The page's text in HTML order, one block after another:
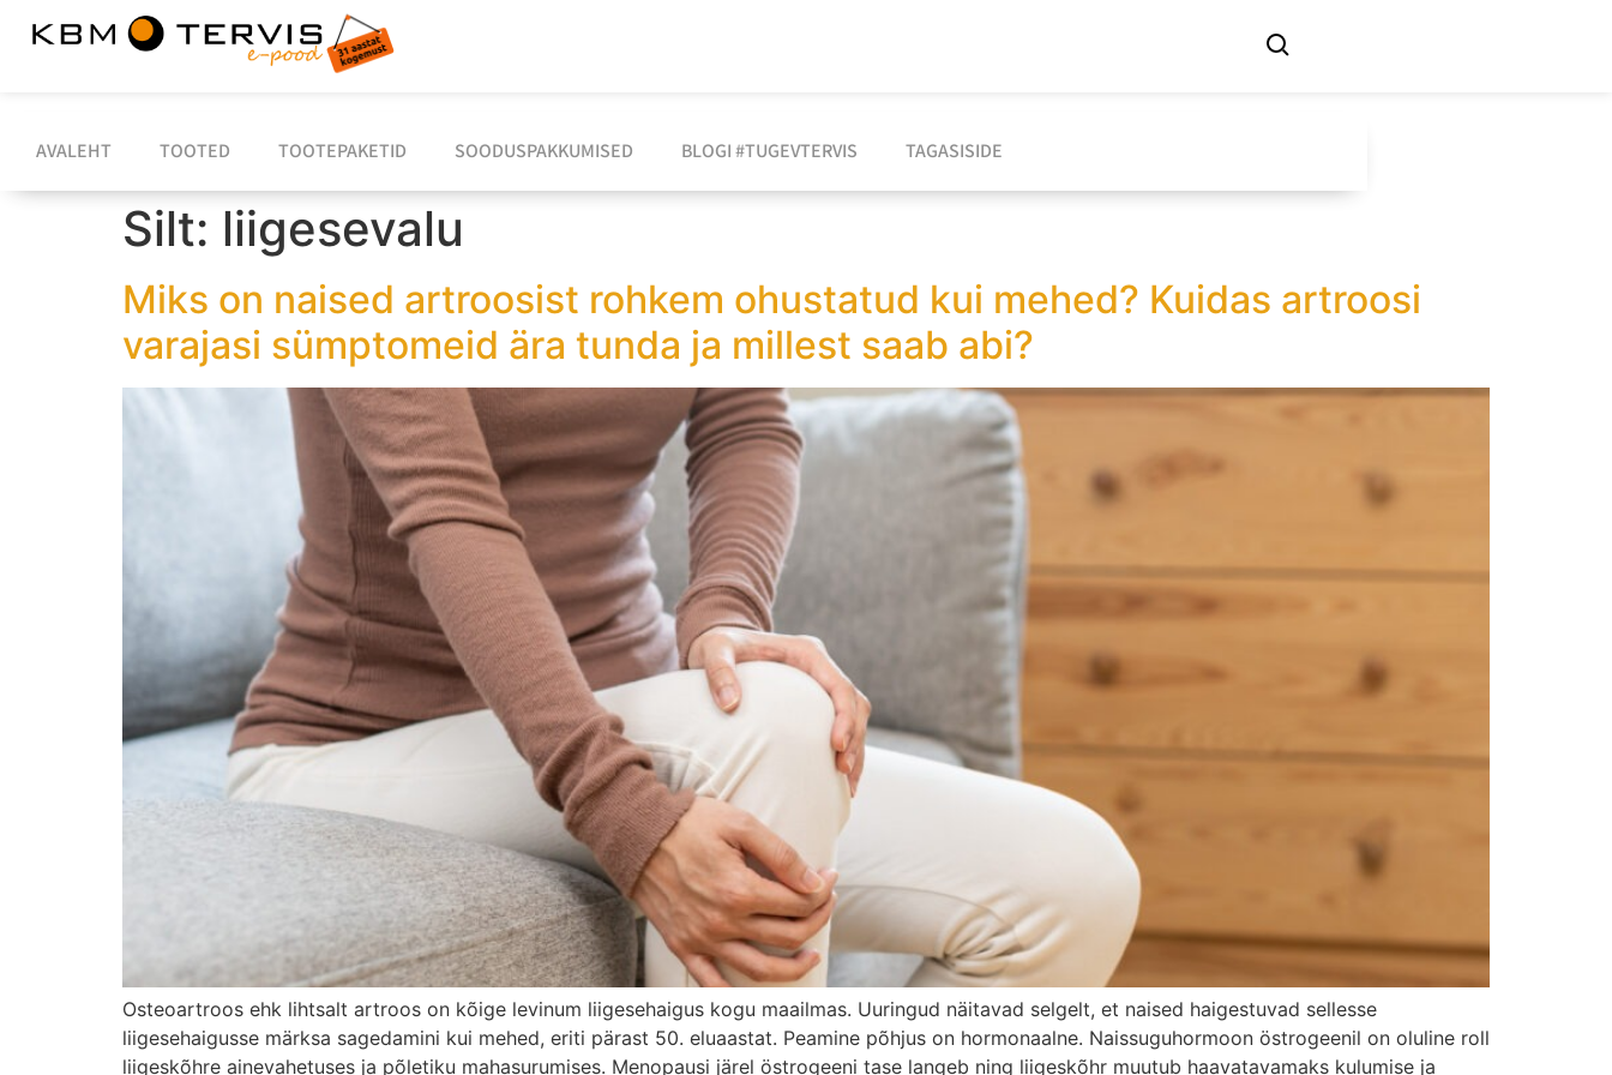
AVALEHT TOOTED TOOTEPAKETID SOODUSPAKKUMISED BLOGI #TUGEVTERVIS TAGASISIDE
Silt: liigesevalu
Miks on naised artroosist rohkem ohustatud kui mehed? Kuidas artroosi
varajasi sümptomeid ära tunda ja millest saab abi?
Osteoartroos ehk lihtsalt artroos on kõige levinum liigesehaigus kogu maailmas. Uuringud näitavad selgelt, et naised haigestuvad sellesse
liigesehaigusse märksa sagedamini kui mehed, eriti pärast 50. eluaastat. Peamine põhjus on hormonaalne. Naissuguhormoon östrogeenil on oluline roll
liigeskõhre ainevahetuses ja põletiku mahasurumises. Menopausi järel östrogeeni tase langeb ning liigeskõhr muutub haavatavamaks kulumise ja